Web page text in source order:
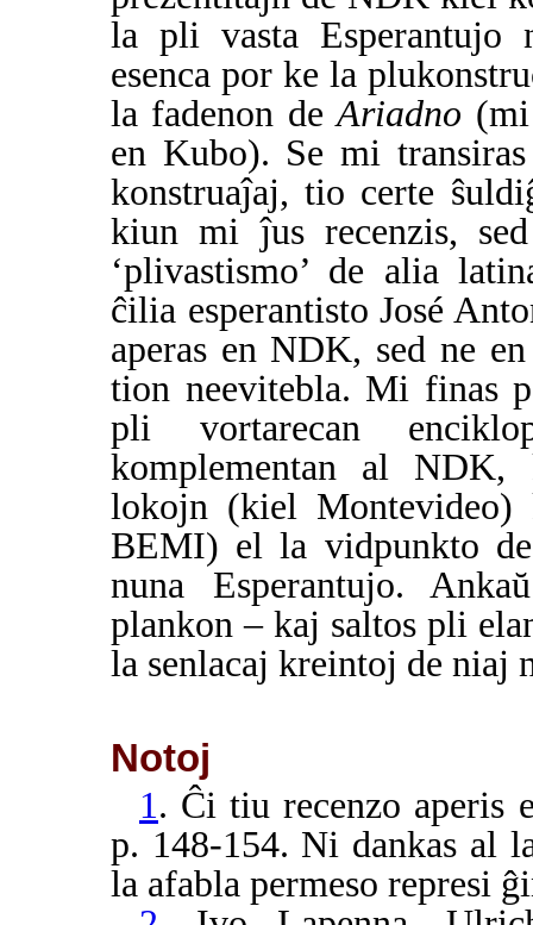
la pli vasta Esperantujo
esenca por ke la
la fadenon deAriadno
en Kubo). Se mi
konstruaĵaj, tio certe
kiun mi ĵus recenzis,
‘plivastismo’ de alia
ĉilia esperantisto José
aperas en NDK, sed ne
tion neevitebla. Mi finas
pli vortarecan
komplementan al NDK,
lokojn (kiel
BEMI) el la vidpunkto
nuna Esperantujo.
plankon – kaj saltos pli
la senlacaj kreintoj de niaj
Notoj
1. Ĉi tiu recenzo aperis
p. 148-154. Ni dankas al
la afabla permeso represi